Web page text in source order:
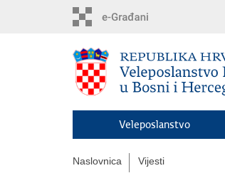
Veleposlanstvo
Naslovnica Vijesti